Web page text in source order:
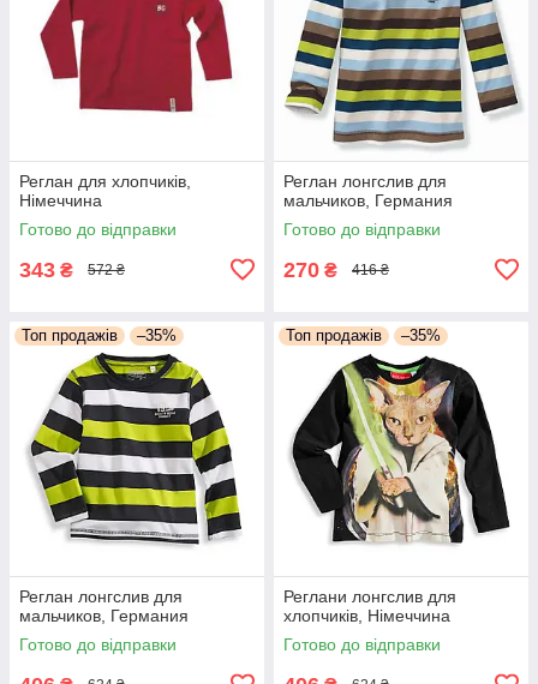
Реглан для хлопчиків,
Німеччина
Готово до відправки
343 ₴ 572 ₴
Реглан лонгслив для
мальчиков, Германия
Готово до відправки
270 ₴ 416 ₴
Топ продажів –35%
Реглан лонгслив для
мальчиков, Германия
Готово до відправки
Топ продажів –35%
Реглани лонгслив для
хлопчиків, Німеччина
Готово до відправки